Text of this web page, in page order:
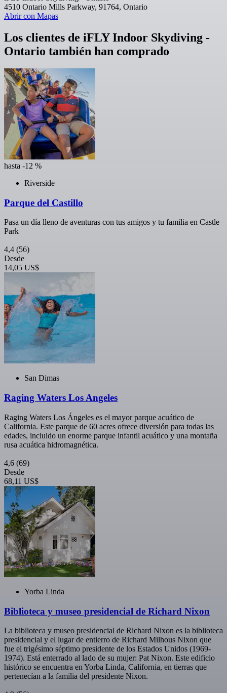
4510 Ontario Mills Parkway, 91764, Ontario
Abrir con Mapas
Los clientes de iFLY Indoor Skydiving -
Ontario también han comprado
hasta -12 %
Riverside
Parque del Castillo
Pasa un día lleno de aventuras con tus amigos y tu familia en Castle
Park
4,4 (56)
Desde
14,05 US$
San Dimas
Raging Waters Los Angeles
Raging Waters Los Ángeles es el mayor parque acuático de
California. Este parque de 60 acres ofrece diversión para todas las
edades, incluido un enorme parque infantil acuático y una montaña
rusa acuática hidromagnética.
4,6 (69)
Desde
68,11 US$
Yorba Linda
Biblioteca y museo presidencial de Richard Nixon
La biblioteca y museo presidencial de Richard Nixon es la biblioteca
presidencial y el lugar de entierro de Richard Milhous Nixon que
fue el trigésimo séptimo presidente de los Estados Unidos (1969-
1974). Está enterrado al lado de su mujer: Pat Nixon. Este edificio
histórico se encuentra en Yorba Linda, California, en tierras que
pertenecían a la familia del presidente Nixon.